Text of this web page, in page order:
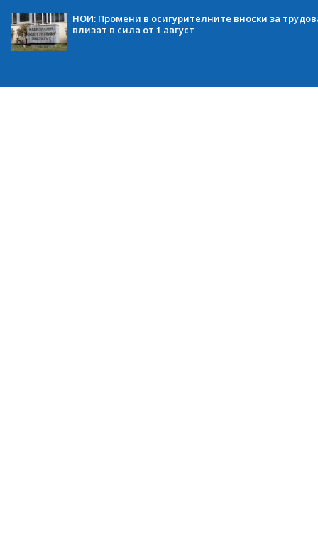
НОИ: Промени в осигурителните вноски за
влизат в сила от 1 август